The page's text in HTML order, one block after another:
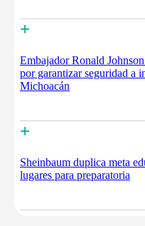
+
Embajador Ronald
por garantizar seguridad a
Michoacán
+
Sheinbaum duplica meta
lugares para preparatoria